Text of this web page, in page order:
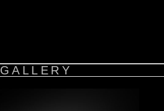
GALLERY